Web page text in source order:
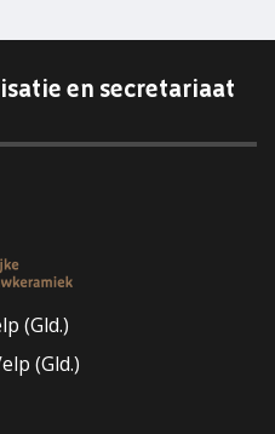
en secretariaat
(Gld.)
(Gld.)